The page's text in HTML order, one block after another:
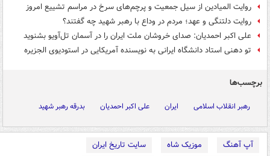
روایت المیادین از سیل جمعیت و پرچم‌های سرخ در مراسم تشییع امروز
روایت دلتنگی و عهد؛ مردم در وداع با رهبر شهید چه گفتند؟
علی اکبر احمدیان: صدای خروشان ملت ایران را در آسمان تل‌آویو بشنوید
تو دهنی استاد دانشگاه ایرانی به نویسنده آمریکایی در استودیوی الجزیره
برچسب‌ها
رهبر انقلاب اسلامی ایران علی اکبر احمدیان بدرقه رهبر شهید
آپ آهنگ موزیک شاه
سایت تاریخ ایران